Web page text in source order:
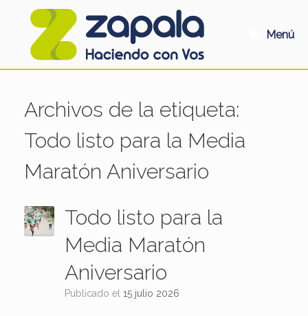
Menú
Archivos de la etiqueta:
Todo listo para la Media
Maratón Aniversario
Todo listo para la
Media Maratón
Aniversario
Publicado el 15 julio 2026